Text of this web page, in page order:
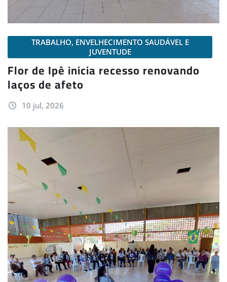
TRABALHO, ENVELHECIMENTO SAUDÁVEL E
JUVENTUDE
Flor de Ipê inicia recesso renovando
laços de afeto
10 jul, 2026